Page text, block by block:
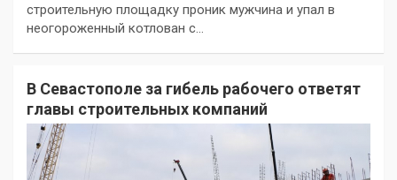
строительную площадку проник мужчина и упал в
неогороженный котлован с…
В Севастополе за гибель рабочего ответят
главы строительных компаний